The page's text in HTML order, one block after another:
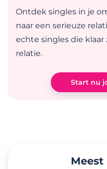
Ontdek singles in je
naar een serieuze
echte singles die
relatie.
Start nu